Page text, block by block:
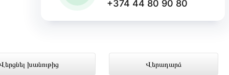
+374 44 80 90 80
խանութից Վերադարձ
առցանց խանութում լավագույն